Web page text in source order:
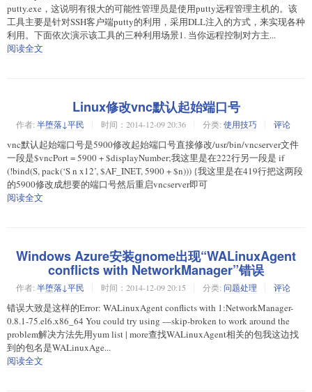
putty.exe，这说明有很大的可能性管理员是使用putty远程管理主机的。该
工具主要是针对SSH客户端putty的利用，采用DLL注入的方式，来实现各种
利用。下面依次演示该工具的三种利用场景1. 当你远程控制对方主...
阅读全文
Linux修改vnc默认起始端口号
作者: 半堕落↓平民 时间：2014-12-09 20:36 分类: 使用技巧 评论
vnc默认起始端口号是5900修改起始端口号直接修改/usr/bin/vncserver文件
一段是$vncPort = 5900 + $displayNumber;我这里是在222行另一段是 if
(!bind(S, pack(‘S n x12’, $AF_INET, 5900 + $n))) {我这里是在419行把这两段
的5900修改成想要的端口号然后重启vncserver即可
阅读全文
Windows Azure安装gnome出现“WALinuxAgent
conflicts with NetworkManager”错误
作者: 半堕落↓平民 时间：2014-12-09 20:15 分类: 问题处理 评论
错误大致是这样的Error: WALinuxAgent conflicts with 1:NetworkManager-
0.8.1-75.el6.x86_64 You could try using —skip-broken to work around the
problem解决方法先用yum list | more查找WALinuxAgent相关的包我这边找
到的包名是WALinuxAge...
阅读全文